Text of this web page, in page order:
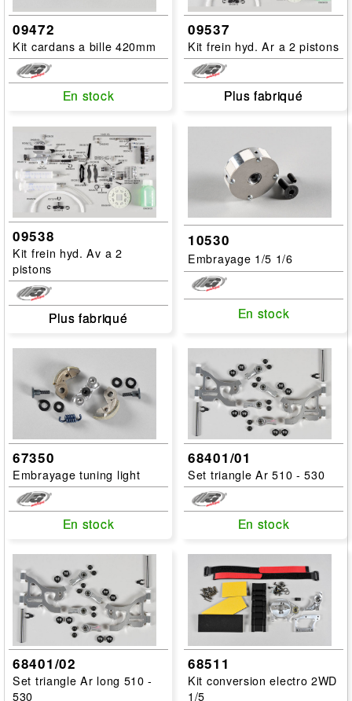
09472
Kit cardans a bille 420mm
En stock
En stock
09537
Kit frein hyd. Ar a 2 pistons
Plus fabriqué
Plus fabriqué
09538
Kit frein hyd. Av a 2
pistons
Plus fabriqué
Plus fabriqué
10530
Embrayage 1/5 1/6
En stock
En stock
67350
Embrayage tuning light
En stock
En stock
68401/01
Set triangle Ar 510 - 530
En stock
En stock
68401/02
Set triangle Ar long 510 -
530
68511
Kit conversion electro 2WD
1/5